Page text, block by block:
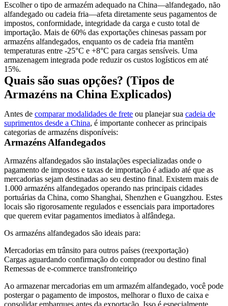
Escolher o tipo de armazém adequado na China—alfandegado, não
alfandegado ou cadeia fria—afeta diretamente seus pagamentos de
impostos, conformidade, integridade da carga e custo total de
importação. Mais de 60% das exportações chinesas passam por
armazéns alfandegados, enquanto os de cadeia fria mantêm
temperaturas entre -25°C e +8°C para cargas sensíveis. Uma
armazenagem integrada pode reduzir os custos logísticos em até
15%.
Quais são suas opções? (Tipos de
Armazéns na China Explicados)
Antes de comparar modalidades de frete ou planejar sua cadeia de
suprimentos desde a China, é importante conhecer as principais
categorias de armazéns disponíveis:
Armazéns Alfandegados
Armazéns alfandegados são instalações especializadas onde o
pagamento de impostos e taxas de importação é adiado até que as
mercadorias sejam destinadas ao seu destino final. Existem mais de
1.000 armazéns alfandegados operando nas principais cidades
portuárias da China, como Shanghai, Shenzhen e Guangzhou. Estes
locais são rigorosamente regulados e essenciais para importadores
que querem evitar pagamentos imediatos à alfândega.
Os armazéns alfandegados são ideais para:
Mercadorias em trânsito para outros países (reexportação)
Cargas aguardando confirmação do comprador ou destino final
Remessas de e-commerce transfronteiriço
Ao armazenar mercadorias em um armazém alfandegado, você pode
postergar o pagamento de impostos, melhorar o fluxo de caixa e